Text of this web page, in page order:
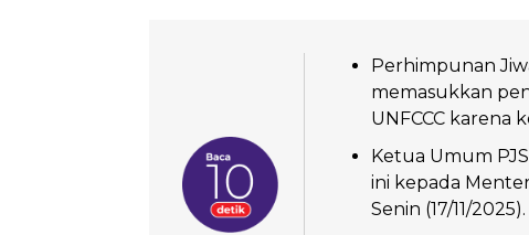
Perhimpunan
memasukkan
UNFCCC karena
Ketua Umum
ini kepada
Senin (17/11/2025).